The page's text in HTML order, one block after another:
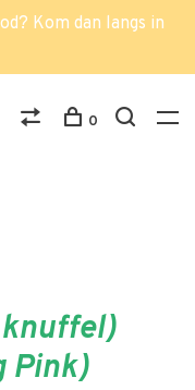
Kom dan langs in
0
Pink)